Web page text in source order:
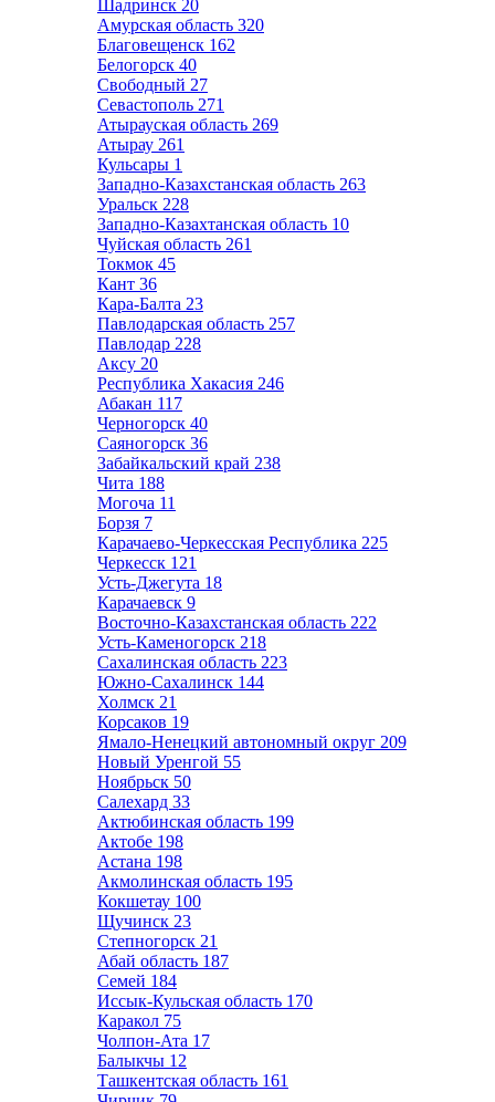
Шадринск 20
Амурская область 320
Благовещенск 162
Белогорск 40
Свободный 27
Севастополь 271
Атырауская область 269
Атырау 261
Кульсары 1
Западно-Казахстанская область 263
Уральск 228
Западно-Казахтанская область 10
Чуйская область 261
Токмок 45
Кант 36
Кара-Балта 23
Павлодарская область 257
Павлодар 228
Аксу 20
Республика Хакасия 246
Абакан 117
Черногорск 40
Саяногорск 36
Забайкальский край 238
Чита 188
Могоча 11
Борзя 7
Карачаево-Черкесская Республика 225
Черкесск 121
Усть-Джегута 18
Карачаевск 9
Восточно-Казахстанская область 222
Усть-Каменогорск 218
Сахалинская область 223
Южно-Сахалинск 144
Холмск 21
Корсаков 19
Ямало-Ненецкий автономный округ 209
Новый Уренгой 55
Ноябрьск 50
Салехард 33
Актюбинская область 199
Актобе 198
Астана 198
Акмолинская область 195
Кокшетау 100
Щучинск 23
Степногорск 21
Абай область 187
Семей 184
Иссык-Кульская область 170
Каракол 75
Чолпон-Ата 17
Балыкчы 12
Ташкентская область 161